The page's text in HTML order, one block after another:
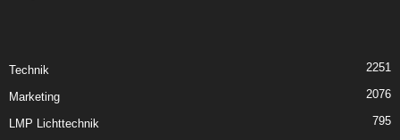
Technik 2251
Marketing 2076
LMP Lichttechnik 795